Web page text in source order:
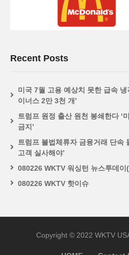
Recent Posts
미국 7월 고용 예상치 못한 급속
이너스 2만 3천 개’
트럼프 원정 출산 원천 봉쇄한다 ‘
금지’
트럼프 불법체류자 금융거래 단속
고객 실사해야’
080226 WKTV 워싱턴 뉴스투데이
080226 WKTV 핫이슈
Copyright © 2022 WKTV